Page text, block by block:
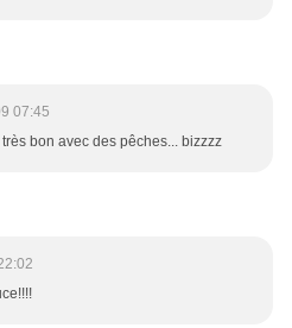
07:45
bon avec des pêches... bizzzz